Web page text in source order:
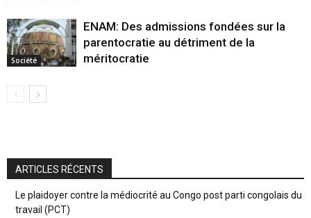
Société
ENAM: Des admissions fondées sur la
parentocratie au détriment de la
méritocratie
ARTICLES RÉCENTS
Le plaidoyer contre la médiocrité au Congo post parti congolais du
travail (PCT)